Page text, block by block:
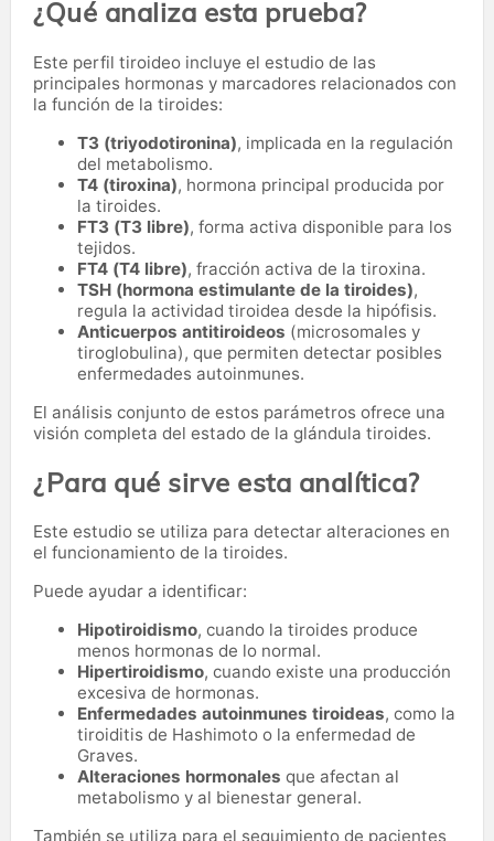
¿Qué analiza esta prueba?
Este perfil tiroideo incluye el estudio de las
principales hormonas y marcadores relacionados con
la función de la tiroides:
T3 (triyodotironina), implicada en la regulación
del metabolismo.
T4 (tiroxina), hormona principal producida por
la tiroides.
FT3 (T3 libre), forma activa disponible para los
tejidos.
FT4 (T4 libre), fracción activa de la tiroxina.
TSH (hormona estimulante de la tiroides),
regula la actividad tiroidea desde la hipófisis.
Anticuerpos antitiroideos (microsomales y
tiroglobulina), que permiten detectar posibles
enfermedades autoinmunes.
El análisis conjunto de estos parámetros ofrece una
visión completa del estado de la glándula tiroides.
¿Para qué sirve esta analítica?
Este estudio se utiliza para detectar alteraciones en
el funcionamiento de la tiroides.
Puede ayudar a identificar:
Hipotiroidismo, cuando la tiroides produce
menos hormonas de lo normal.
Hipertiroidismo, cuando existe una producción
excesiva de hormonas.
Enfermedades autoinmunes tiroideas, como la
tiroiditis de Hashimoto o la enfermedad de
Graves.
Alteraciones hormonales que afectan al
metabolismo y al bienestar general.
También se utiliza para el seguimiento de pacientes